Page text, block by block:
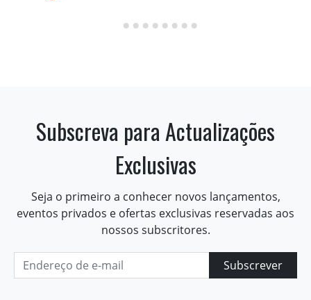
Subscreva para Actualizações
Exclusivas
Seja o primeiro a conhecer novos lançamentos,
eventos privados e ofertas exclusivas reservadas aos
nossos subscritores.
Subscrever